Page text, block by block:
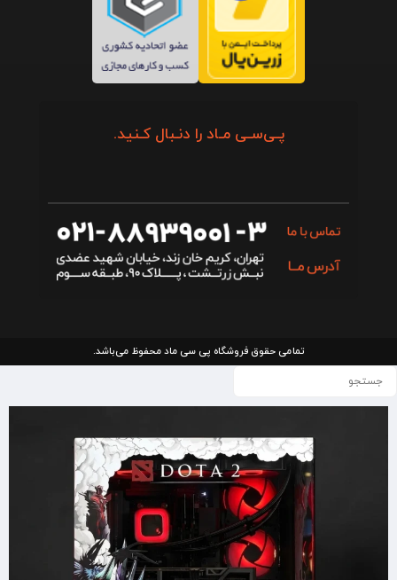
پـی‌سـی مـاد را دنـبال کـنید.
تمامی حقوق فروشگاه پی سی ماد محفوظ می‌باشد.